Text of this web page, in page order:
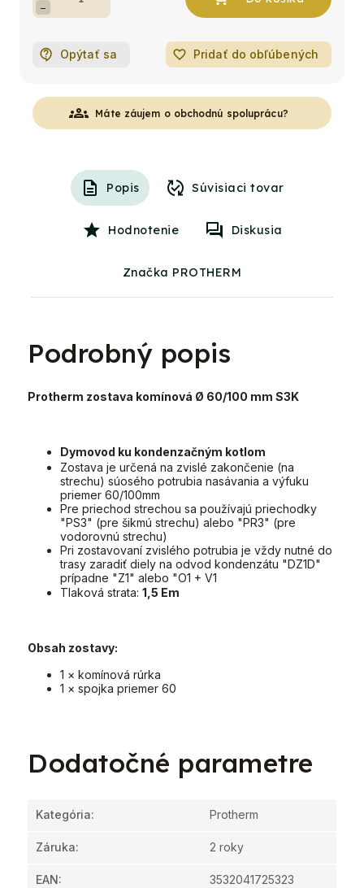
−
Opýtať sa favorite_border Pridať do obľúbených
groups Máte záujem o obchodnú spoluprácu?
Popis Súvisiaci tovar
Hodnotenie Diskusia
Značka PROTHERM
Podrobný popis
Protherm zostava komínová Ø 60/100 mm S3K
Dymovod ku kondenzačným kotlom
Zostava je určená na zvislé zakončenie (na
strechu) súosého potrubia nasávania a výfuku
priemer 60/100mm
Pre priechod strechou sa používajú priechodky
"PS3" (pre šikmú strechu) alebo "PR3" (pre
vodorovnú strechu)
Pri zostavovaní zvislého potrubia je vždy nutné do
trasy zaradiť diely na odvod kondenzátu "DZ1D"
prípadne "Z1" alebo "O1 + V1
Tlaková strata: 1,5 Em
Obsah zostavy:
1 × komínová rúrka
1 × spojka priemer 60
Dodatočné parametre
Kategória: Protherm
Záruka: 2 roky
EAN: 3532041725323